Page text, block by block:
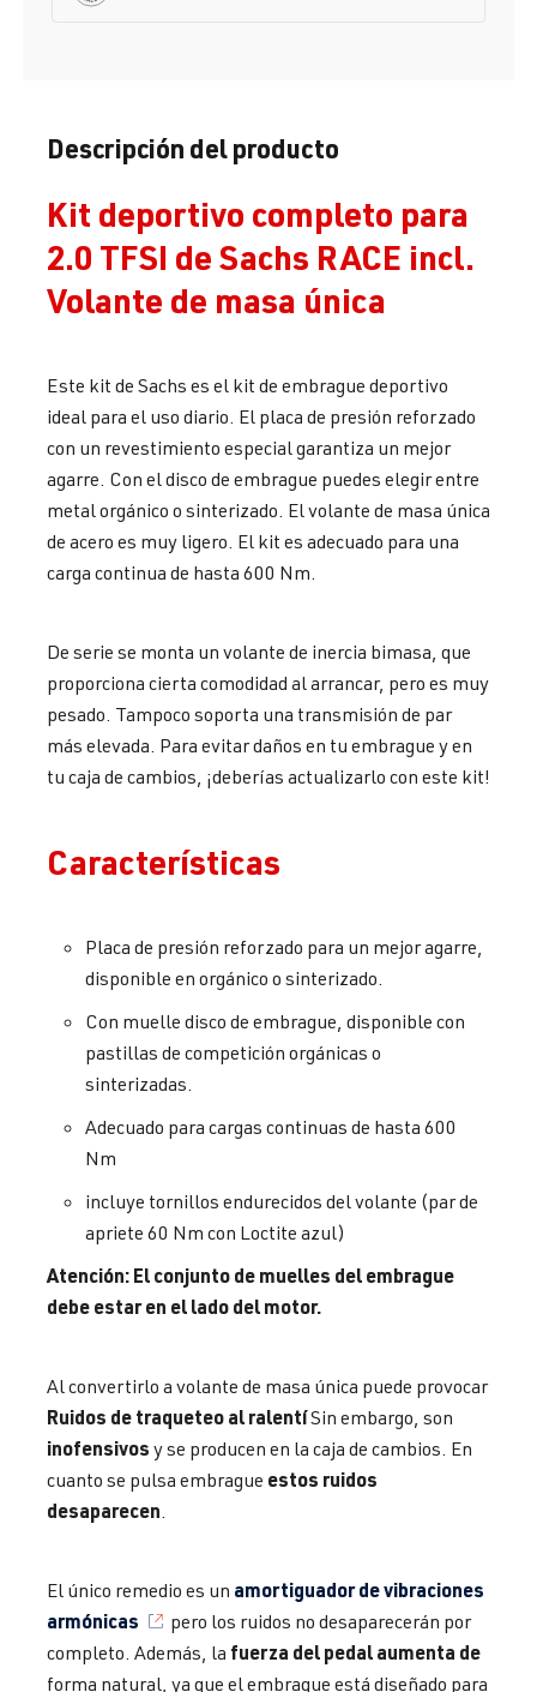
Descripción del producto
Kit deportivo completo para
2.0 TFSI de Sachs RACE incl.
Volante de masa única
Este kit de Sachs es el kit de embrague deportivo
ideal para el uso diario. El placa de presión reforzado
con un revestimiento especial garantiza un mejor
agarre. Con el disco de embrague puedes elegir entre
metal orgánico o sinterizado. El volante de masa única
de acero es muy ligero. El kit es adecuado para una
carga continua de hasta 600 Nm.
De serie se monta un volante de inercia bimasa, que
proporciona cierta comodidad al arrancar, pero es muy
pesado. Tampoco soporta una transmisión de par
más elevada. Para evitar daños en tu embrague y en
tu caja de cambios, ¡deberías actualizarlo con este kit!
Características
Placa de presión reforzado para un mejor agarre,
disponible en orgánico o sinterizado.
Con muelle disco de embrague, disponible con
pastillas de competición orgánicas o
sinterizadas.
Adecuado para cargas continuas de hasta 600
Nm
incluye tornillos endurecidos del volante (par de
apriete 60 Nm con Loctite azul)
Atención: El conjunto de muelles del embrague
debe estar en el lado del motor.
Al convertirlo a volante de masa única puede provocar
Ruidos de traqueteo al ralentíSin embargo, son
inofensivos y se producen en la caja de cambios. En
cuanto se pulsa embrague estos ruidos
desaparecen
El único remedio es un amortiguador de vibraciones
armónicas
pero los ruidos no desaparecerán por
completo. Además, la fuerza del pedalaumenta de
forma natural, ya que el embrague está diseñado para